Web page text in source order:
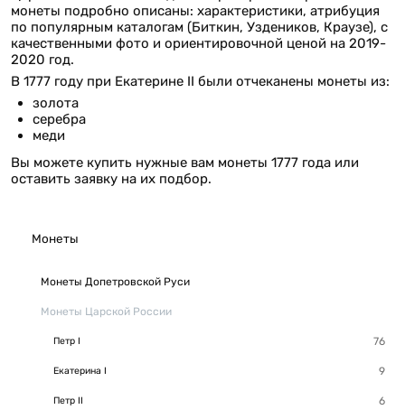
Монеты
Монеты Допетровской Руси
Монеты Царской России
Петр I
Екатерина I
Петр II
монеты подробно описаны: характеристики, атрибуция
по популярным каталогам (Биткин, Уздеников, Краузе), с
качественными фото и ориентировочной ценой на 2019-
2020 год.
В 1777 году при Екатерине II были отчеканены монеты из:
золота
серебра
меди
Вы можете купить нужные вам монеты 1777 года или
оставить заявку на их подбор.